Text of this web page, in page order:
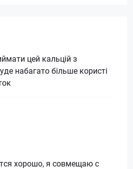
цей кальцій з
набагато більше користі
хорошо, я совмещаю с